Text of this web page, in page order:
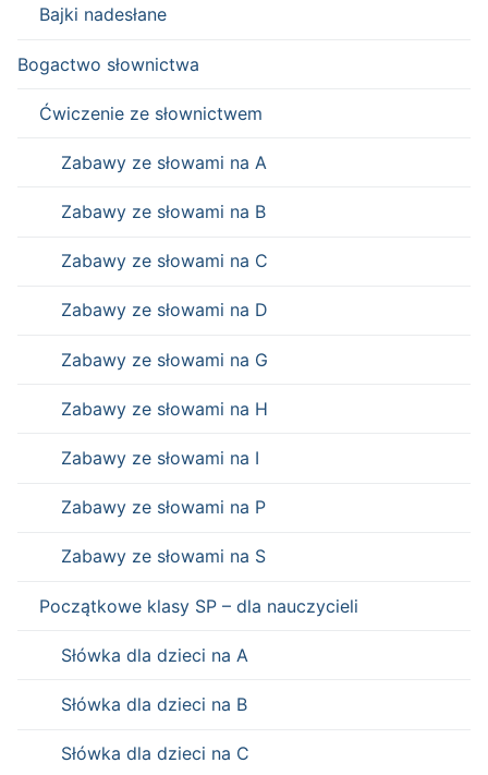
Bajki nadesłane
Bogactwo słownictwa
Ćwiczenie ze słownictwem
Zabawy ze słowami na A
Zabawy ze słowami na B
Zabawy ze słowami na C
Zabawy ze słowami na D
Zabawy ze słowami na G
Zabawy ze słowami na H
Zabawy ze słowami na I
Zabawy ze słowami na P
Zabawy ze słowami na S
Początkowe klasy SP – dla nauczycieli
Słówka dla dzieci na A
Słówka dla dzieci na B
Słówka dla dzieci na C